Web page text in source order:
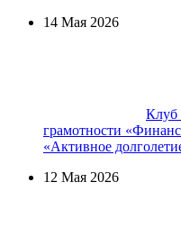
14 Мая 2026
Клуб
грамотности
«Активное
12 Мая 2026